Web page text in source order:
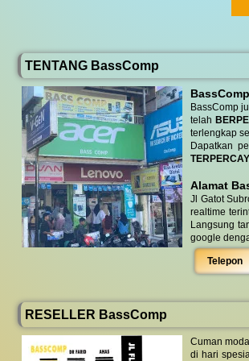
TENTANG BassComp
BassComp
telah
terlengkap
Dapatkan
Alamat
Jl Gatot
realtime
Langsung
google
Telepon
RESELLER BassComp
Cuman
di hari